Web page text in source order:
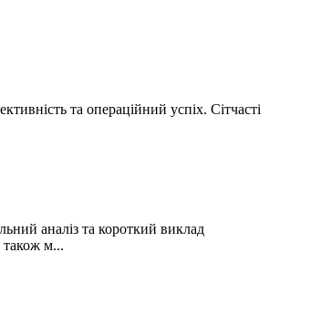
та операційний успіх. Сітчасті
аналіз та короткий виклад
також м...